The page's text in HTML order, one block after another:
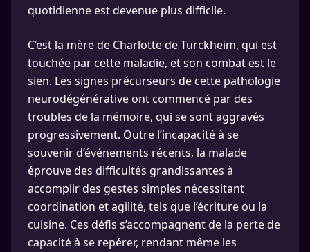
quotidienne est devenue plus difficile.
C’est la mère de Charlotte de Turckheim, qui est
touchée par cette maladie, et son combat est le
sien. Les signes précurseurs de cette pathologie
neurodégénérative ont commencé par des
troubles de la mémoire, qui se sont aggravés
progressivement. Outre l’incapacité à se
souvenir d’événements récents, la malade
éprouve des difficultés grandissantes à
accomplir des gestes simples nécessitant
coordination et agilité, tels que l’écriture ou la
cuisine. Ces défis s’accompagnent de la perte de
capacité à se repérer, rendant même les